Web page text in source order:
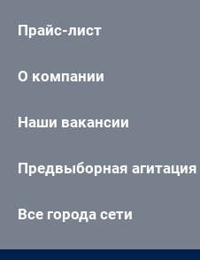
Прайс-лист
О компании
Наши вакансии
Предвыборная агитация
Все города сети